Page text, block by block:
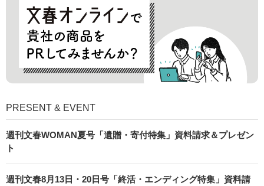
PRESENT & EVENT
週刊文春WOMAN夏号「遺贈・寄付特集」資料請求＆プレゼン
ト
週刊文春8月13日・20日号「終活・エンディング特集」資料請